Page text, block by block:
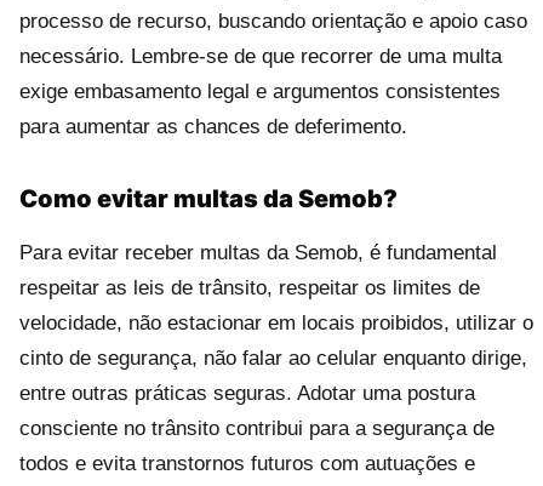
processo de recurso, buscando orientação e apoio caso
necessário. Lembre-se de que recorrer de uma multa
exige embasamento legal e argumentos consistentes
para aumentar as chances de deferimento.
Como evitar multas da Semob?
Para evitar receber multas da Semob, é fundamental
respeitar as leis de trânsito, respeitar os limites de
velocidade, não estacionar em locais proibidos, utilizar o
cinto de segurança, não falar ao celular enquanto dirige,
entre outras práticas seguras. Adotar uma postura
consciente no trânsito contribui para a segurança de
todos e evita transtornos futuros com autuações e